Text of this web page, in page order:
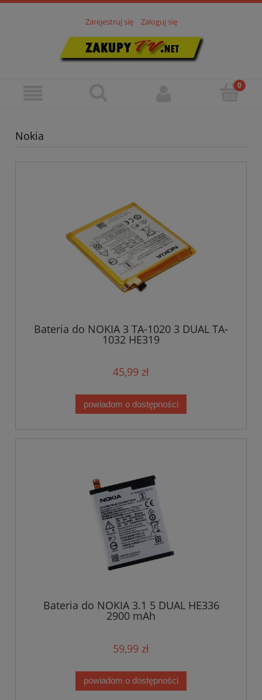
Zarejestruj się Zaloguj się
Nokia
Bateria do NOKIA 3 TA-1020 3 DUAL TA-
1032 HE319
45,99 zł
powiadom o dostępności
Bateria do NOKIA 3.1 5 DUAL HE336
2900 mAh
59,99 zł
powiadom o dostępności